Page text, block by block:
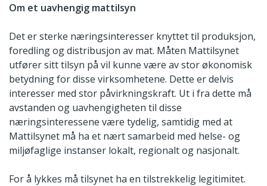
Om et uavhengig mattilsyn
Det er sterke næringsinteresser knyttet til produksjon,
foredling og distribusjon av mat. Måten Mattilsynet
utfører sitt tilsyn på vil kunne være av stor økonomisk
betydning for disse virksomhetene. Dette er delvis
interesser med stor påvirkningskraft. Ut i fra dette må
avstanden og uavhengigheten til disse
næringsinteressene være tydelig, samtidig med at
Mattilsynet må ha et nært samarbeid med helse- og
miljøfaglige instanser lokalt, regionalt og nasjonalt.
For å lykkes må tilsynet ha en tilstrekkelig legitimitet.